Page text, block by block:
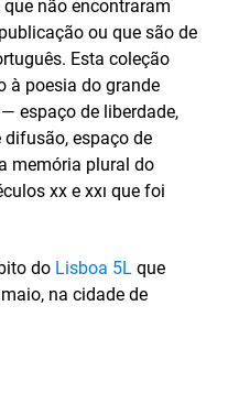
não encontraram
ou que são de
Esta coleção
à poesia do grande
espaço de liberdade,
difusão, espaço de
memória plural do
xx e xxı que foi
do Lisboa 5L que
na cidade de